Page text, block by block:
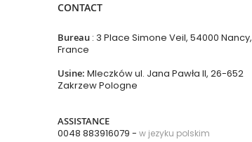
CONTACT
Bureau : 3 Place Simone Veil, 54000 Nancy,
France
Usine: Mleczków ul. Jana Pawła II, 26-652
Zakrzew Pologne
ASSISTANCE
0048 883916079 - w jezyku polskim